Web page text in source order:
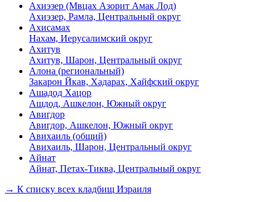
Ахиэзер (Мвцах Азорит Амак Лод)
Ахиэзер, Рамла, Центральный округ
Ахисамах
Нахам, Иерусалимский округ
Ахитув
Ахитув, Шарон, Центральный округ
Алона (региональный)
Закарон Йкав, Хадарах, Хайфский округ
Ашадод Хацор
Ашдод, Ашкелон, Южный округ
Авигдор
Авигдор, Ашкелон, Южный округ
Авихаиль (общий)
Авихаиль, Шарон, Центральный округ
Айнат
Айнат, Петах-Тиква, Центральный округ
→ К списку всех кладбищ Израиля